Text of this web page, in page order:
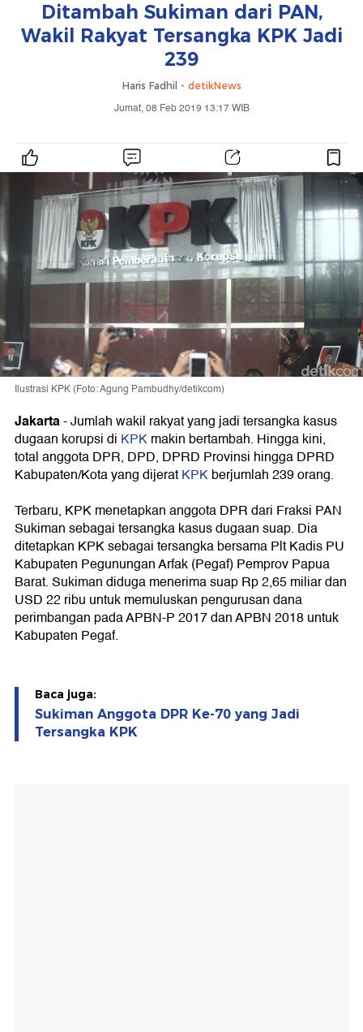
Ditambah Sukiman dari PAN,
Wakil Rakyat Tersangka KPK Jadi
239
Haris Fadhil - detikNews
Jumat, 08 Feb 2019 13:17 WIB
Ilustrasi KPK (Foto: Agung Pambudhy/detikcom)
Jakarta- Jumlah wakil rakyat yang jadi tersangka kasus
dugaan korupsi di KPKmakin bertambah. Hingga kini,
total anggota DPR, DPD, DPRD Provinsi hingga DPRD
Kabupaten/Kota yang dijeratKPKberjumlah 239 orang.
Terbaru, KPK menetapkan anggota DPR dari Fraksi PAN
Sukiman sebagai tersangka kasus dugaan suap. Dia
ditetapkan KPK sebagai tersangka bersama Plt Kadis PU
Kabupaten Pegunungan Arfak (Pegaf) Pemprov Papua
Barat. Sukiman diduga menerima suap Rp 2,65 miliar dan
USD 22 ribu untuk memuluskan pengurusan dana
perimbangan pada APBN-P 2017 dan APBN 2018 untuk
Kabupaten Pegaf.
Baca juga:
Sukiman Anggota DPR Ke-70 yang Jadi
Tersangka KPK